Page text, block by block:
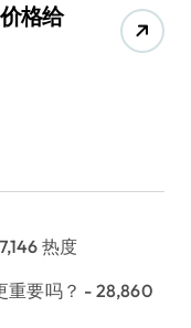
格给
热度
重要吗？ - 28,860